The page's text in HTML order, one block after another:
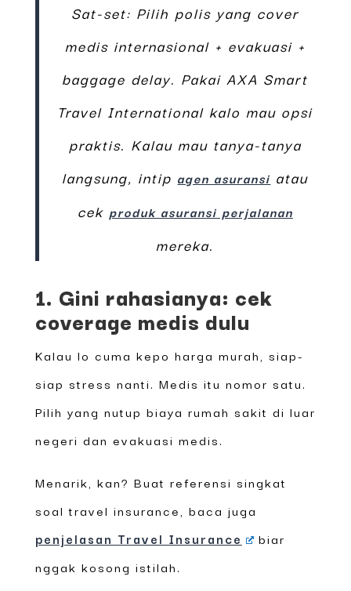
Sat-set: Pilih polis yang cover
medis internasional + evakuasi +
baggage delay. Pakai AXA Smart
Travel International kalo mau opsi
praktis. Kalau mau tanya-tanya
langsung, intip agen asuransi atau
cek produk asuransi perjalanan
mereka.
1. Gini rahasianya: cek
coverage medis dulu
Kalau lo cuma kepo harga murah, siap-
siap stress nanti. Medis itu nomor satu.
Pilih yang nutup biaya rumah sakit di luar
negeri dan evakuasi medis.
Menarik, kan? Buat referensi singkat
soal travel insurance, baca juga
penjelasan Travel Insurance
biar
nggak kosong istilah.